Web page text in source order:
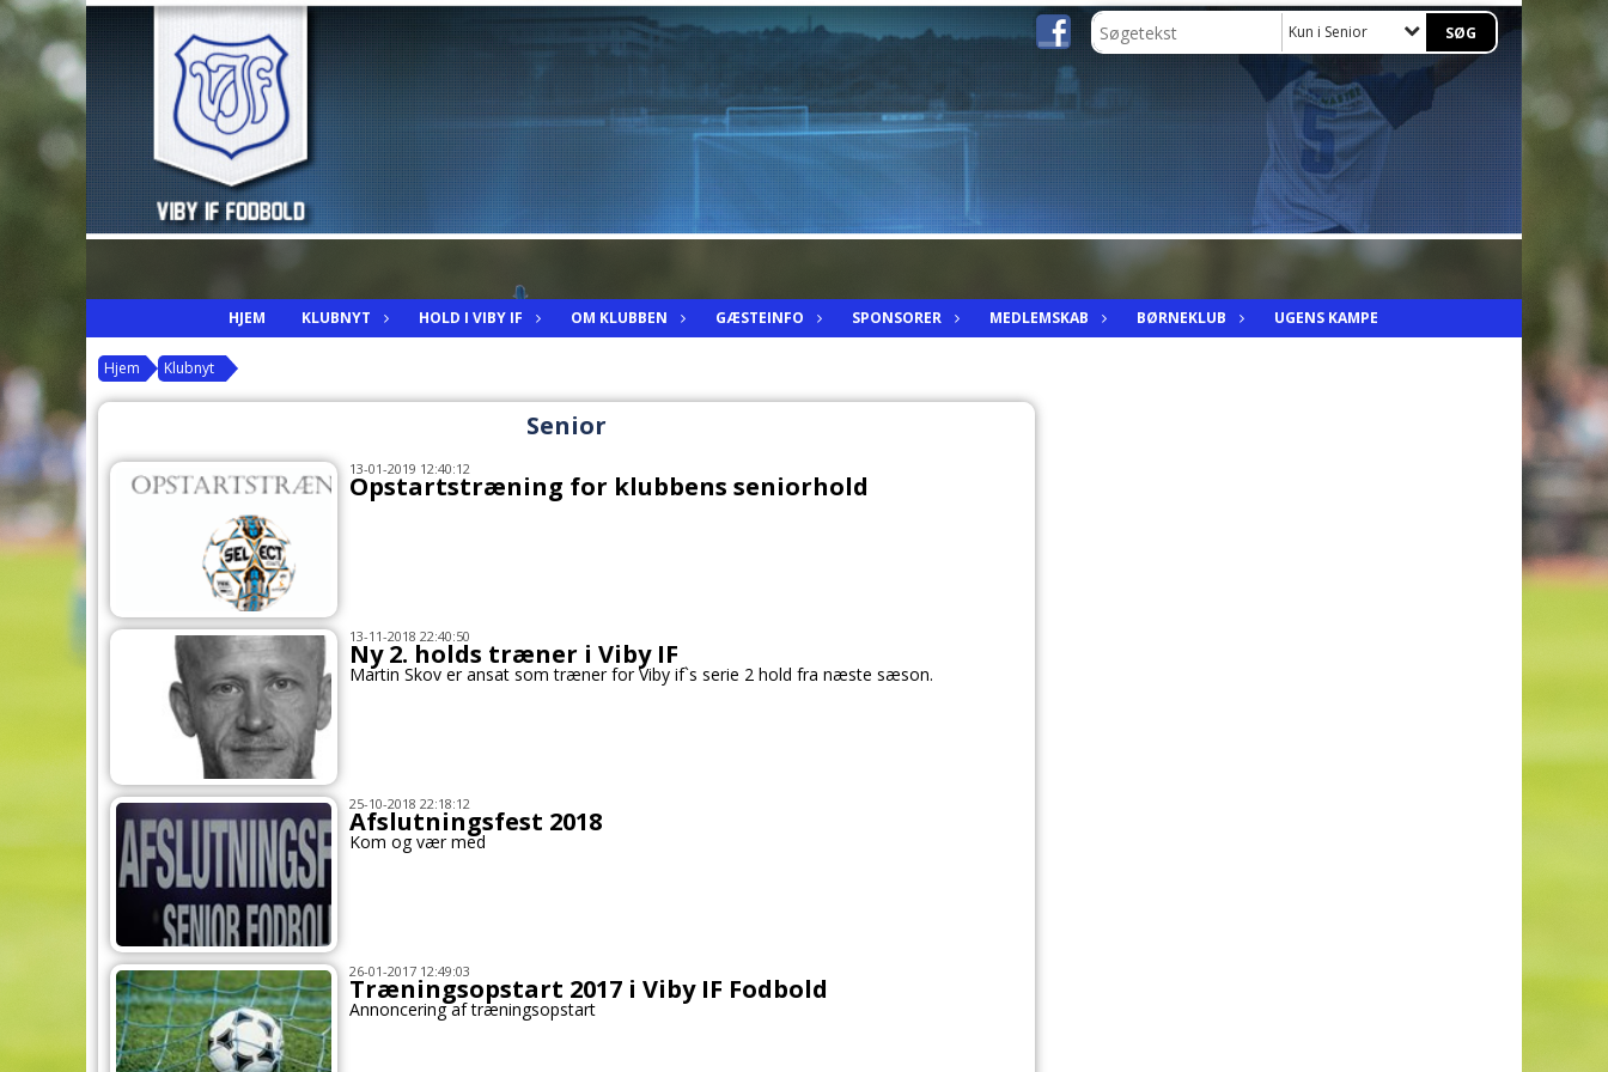
Kun i Senior
HJEM KLUBNYT HOLD I VIBY IF OM KLUBBEN GÆSTEINFO SPONSORER MEDLEMSKAB BØRNEKLUB UGENS KAMPE
Hjem Klubnyt
Senior
13-01-2019 12:40:12
Opstartstræning for klubbens seniorhold
13-11-2018 22:40:50
Ny 2. holds træner i Viby IF
Martin Skov er ansat som træner for Viby if`s serie 2 hold fra næste sæson.
25-10-2018 22:18:12
Afslutningsfest 2018
Kom og vær med
26-01-2017 12:49:03
Træningsopstart 2017 i Viby IF Fodbold
Annoncering af træningsopstart